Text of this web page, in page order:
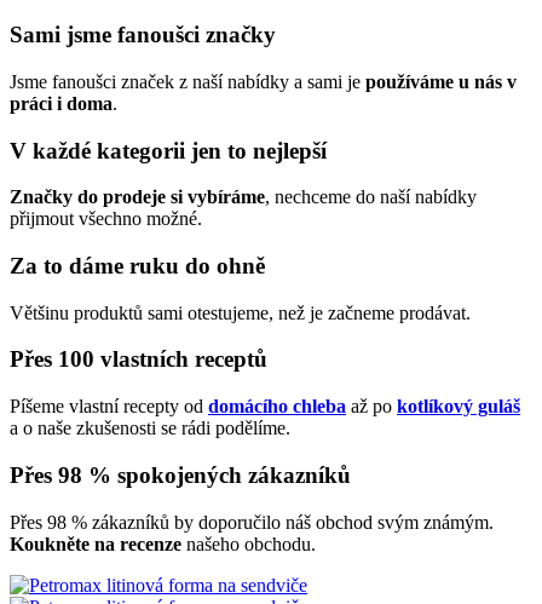
Sami jsme fanoušci značky
Jsme fanoušci značek z naší nabídky a sami je používáme u nás v
práci i doma.
V každé kategorii jen to nejlepší
Značky do prodeje si vybíráme, nechceme do naší nabídky
přijmout všechno možné.
Za to dáme ruku do ohně
Většinu produktů sami otestujeme, než je začneme prodávat.
Přes 100 vlastních receptů
Píšeme vlastní recepty od domácího chleba až po kotlíkový guláš
a o naše zkušenosti se rádi podělíme.
Přes 98 % spokojených zákazníků
Přes 98 % zákazníků by doporučilo náš obchod svým známým.
Koukněte na recenze našeho obchodu.